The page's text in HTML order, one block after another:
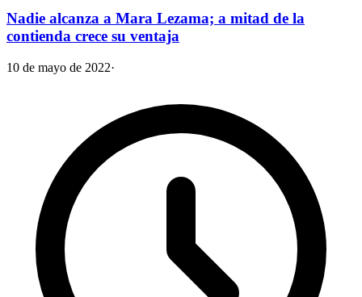
Nadie alcanza a Mara Lezama; a mitad de la
contienda crece su ventaja
10 de mayo de 2022·